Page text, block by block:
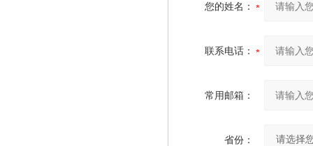
您的姓名：
联系电话：
常用邮箱：
省份：